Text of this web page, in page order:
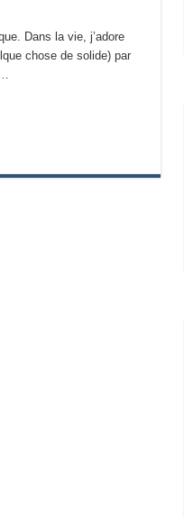
Dans la vie, j’adore
chose de solide) par